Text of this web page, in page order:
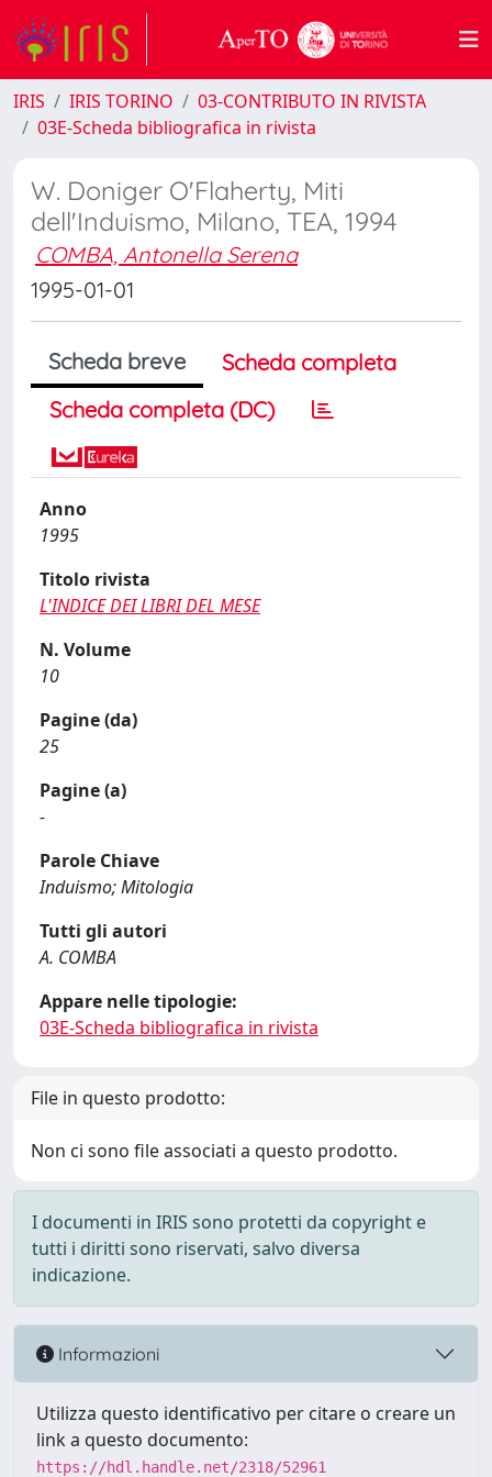
IRIS IRIS TORINO
03-CONTRIBUTO IN RIVISTA
03E-Scheda bibliografica in rivista
W. Doniger O'Flaherty, Miti
dell'Induismo, Milano, TEA, 1994
COMBA, Antonella Serena
1995-01-01
Scheda breve
Scheda completa
Scheda completa (DC)
Anno
1995
Titolo rivista
L'INDICE DEI LIBRI DEL MESE
N. Volume
10
Pagine (da)
25
Pagine (a)
-
Parole Chiave
Induismo; Mitologia
Tutti gli autori
A. COMBA
Appare nelle tipologie:
03E-Scheda bibliografica in rivista
File in questo prodotto:
Non ci sono file associati a questo prodotto.
I documenti in IRIS sono protetti da copyright e
tutti i diritti sono riservati, salvo diversa
indicazione.
Informazioni
Utilizza questo identificativo per citare o creare un
link a questo documento:
https://hdl.handle.net/2318/52961